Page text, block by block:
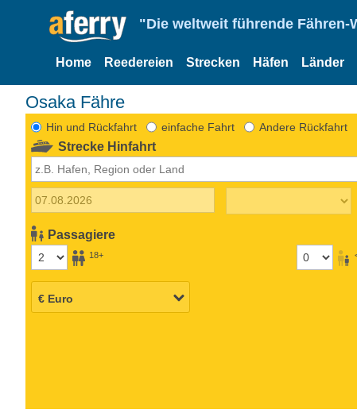
"Die weltweit führende Fähren-
Home Reedereien Strecken Häfen Länder
Osaka Fähre
Hin und Rückfahrt einfache Fahrt Andere Rückfahrt
Strecke Hinfahrt
Passagiere
18+